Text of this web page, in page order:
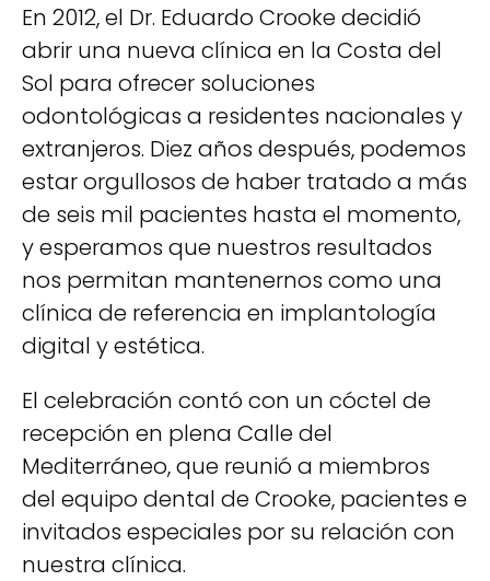
En 2012, el Dr. Eduardo Crooke decidió
abrir una nueva clínica en la Costa del
Sol para ofrecer soluciones
odontológicas a residentes nacionales y
extranjeros. Diez años después, podemos
estar orgullosos de haber tratado a más
de seis mil pacientes hasta el momento,
y esperamos que nuestros resultados
nos permitan mantenernos como una
clínica de referencia en implantología
digital y estética.
El celebración contó con un cóctel de
recepción en plena Calle del
Mediterráneo, que reunió a miembros
del equipo dental de Crooke, pacientes e
invitados especiales por su relación con
nuestra clínica.